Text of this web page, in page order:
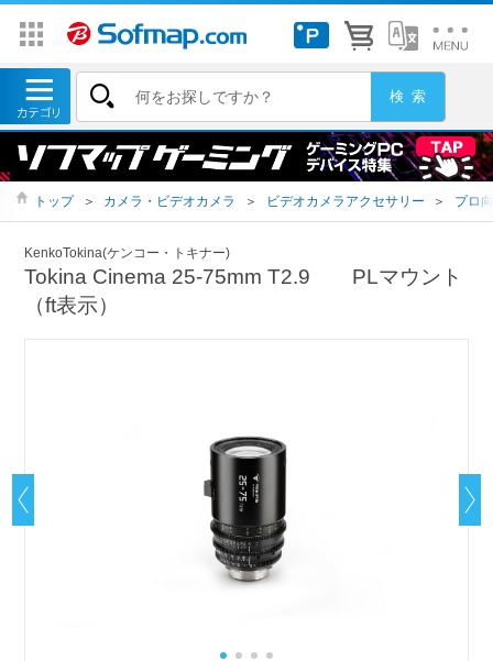
トップ ＞ カメラ・ビデオカメラ ＞ ビデオカメラアクセサリー ＞ プロ
KenkoTokina(ケンコー・トキナー)
Tokina Cinema 25-75mm T2.9 PLマウント
（ft表示）